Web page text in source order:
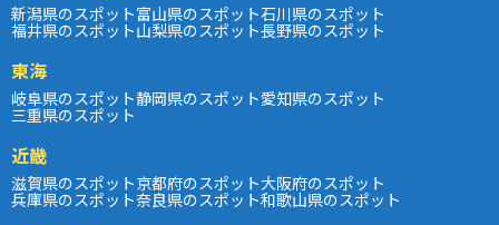
新潟県のスポット富山県のスポット石川県のスポット
福井県のスポット山梨県のスポット長野県のスポット
東海
岐阜県のスポット静岡県のスポット愛知県のスポット
三重県のスポット
近畿
滋賀県のスポット京都府のスポット大阪府のスポット
兵庫県のスポット奈良県のスポット和歌山県のスポット